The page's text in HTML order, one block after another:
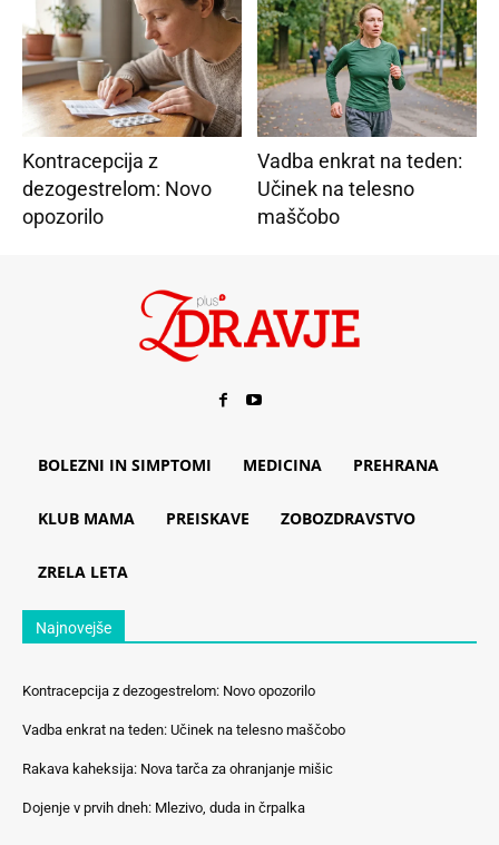
Kontracepcija z
dezogestrelom: Novo
opozorilo
Vadba enkrat na teden:
Učinek na telesno
maščobo
BOLEZNI IN SIMPTOMI MEDICINA PREHRANA
KLUB MAMA PREISKAVE ZOBOZDRAVSTVO
ZRELA LETA
Najnovejše
Kontracepcija z dezogestrelom: Novo opozorilo
Vadba enkrat na teden: Učinek na telesno maščobo
Rakava kaheksija: Nova tarča za ohranjanje mišic
Dojenje v prvih dneh: Mlezivo, duda in črpalka